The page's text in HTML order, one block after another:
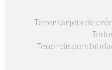
Tener tarjeta de
Tener